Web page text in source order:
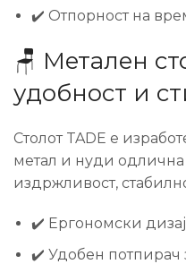
✔️ Отпорност на
🪑 Метален
удобност и
Столот TADE е
метал и нуди
издржливост,
✔️ Ергономски
✔️ Удобен потпирач